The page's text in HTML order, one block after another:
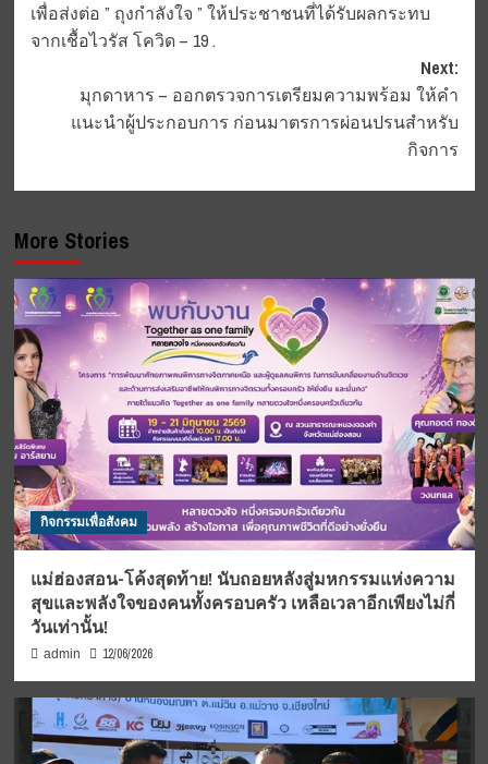
เพื่อส่งต่อ ” ถุงกำลังใจ ” ให้ประชาชนที่ได้รับผลกระทบ
จากเชื้อไวรัส โควิด – 19 .
Next:
มุกดาหาร – ออกตรวจการเตรียมความพร้อม ให้คำ
แนะนำผู้ประกอบการ ก่อนมาตรการผ่อนปรนสำหรับ
กิจการ
More Stories
กิจกรรมเพื่อสังคม
แม่ฮ่องสอน-โค้งสุดท้าย! นับถอยหลังสู่มหกรรมแห่งความ
สุขและพลังใจของคนทั้งครอบครัว เหลือเวลาอีกเพียงไม่กี่
วันเท่านั้น!
admin 12/06/2026